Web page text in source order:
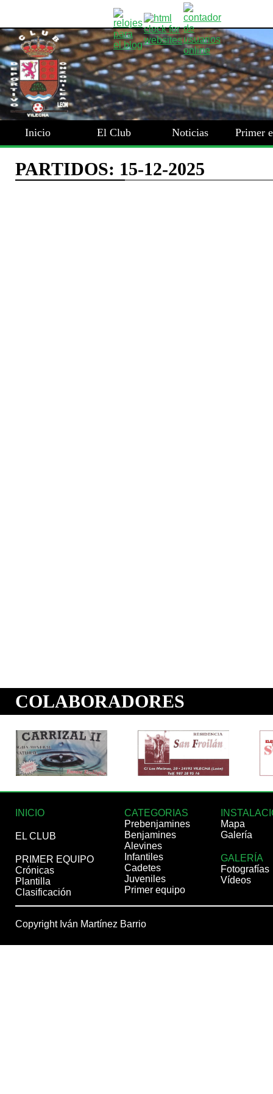
Inicio El Club Noticias Primer
INICIO
EL CLUB
PRIMER EQUIPO
Crónicas
Plantilla
Clasificación
CATEGORIAS
Prebenjamines
Benjamines
Alevines
Infantiles
Cadetes
Juveniles
Primer equipo
Mapa
Galería
GALERÍA
Fotografías
Vídeos
Copyright Iván Martínez Barrio